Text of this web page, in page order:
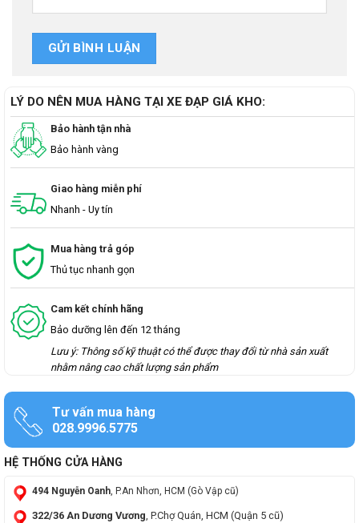
LÝ DO NÊN MUA HÀNG TẠI XE ĐẠP GIÁ KHO:
Bảo hành tận nhà
Bảo hành vàng
Giao hàng miễn phí
Nhanh - Uy tín
Mua hàng trả góp
Thủ tục nhanh gọn
Cam kết chính hãng
Bảo dưỡng lên đến 12 tháng
Lưu ý: Thông số kỹ thuật có thể được thay đổi từ nhà sản xuất
nhằm nâng cao chất lượng sản phẩm
Tư vấn mua hàng
028.9996.5775
HỆ THỐNG CỬA HÀNG
494 Nguyễn Oanh, P.An Nhơn, HCM (Gò Vập cũ)
322/36 An Dương Vương, P.Chợ Quán, HCM (Quận 5 cũ)